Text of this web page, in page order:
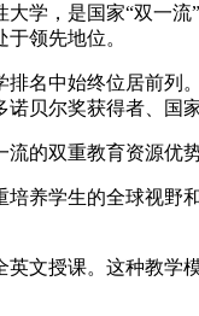
学，是国家“双一
领先地位。
名中始终位居前
贝尔奖获得者、国
的双重教育资源优
养学生的全球视
文授课。这种教